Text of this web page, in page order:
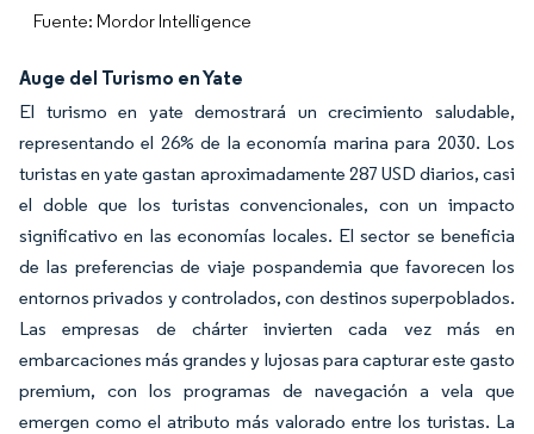
Fuente: Mordor Intelligence
Auge del Turismo en Yate
El turismo en yate demostrará un crecimiento saludable,
representando el 26% de la economía marina para 2030. Los
turistas en yate gastan aproximadamente 287 USD diarios, casi
el doble que los turistas convencionales, con un impacto
significativo en las economías locales. El sector se beneficia
de las preferencias de viaje pospandemia que favorecen los
entornos privados y controlados, con destinos superpoblados.
Las empresas de chárter invierten cada vez más en
embarcaciones más grandes y lujosas para capturar este gasto
premium, con los programas de navegación a vela que
emergen como el atributo más valorado entre los turistas. La